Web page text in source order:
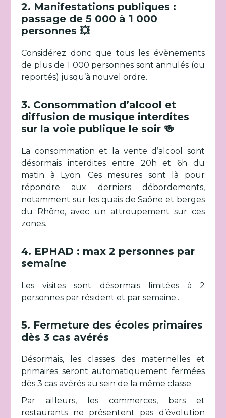
2. Manifestations publiques :
passage de 5 000 à 1 000
personnes 💥
Considérez donc que tous les évènements
de plus de 1 000 personnes sont annulés (ou
reportés) jusqu’à nouvel ordre.
3. Consommation d’alcool et
diffusion de musique interdites
sur la voie publique le soir 🍻
La consommation et la vente d’alcool sont
désormais interdites entre 20h et 6h du
matin à Lyon. Ces mesures sont là pour
répondre aux derniers débordements,
notamment sur les quais de Saône et berges
du Rhône, avec un attroupement sur ces
zones.
4. EPHAD : max 2 personnes par
semaine
Les visites sont désormais limitées à 2
personnes par résident et par semaine...
5. Fermeture des écoles primaires
dès 3 cas avérés
Désormais, les classes des maternelles et
primaires seront automatiquement fermées
dès 3 cas avérés au sein de la même classe.
Par ailleurs, les commerces, bars et
restaurants ne présentent pas d’évolution